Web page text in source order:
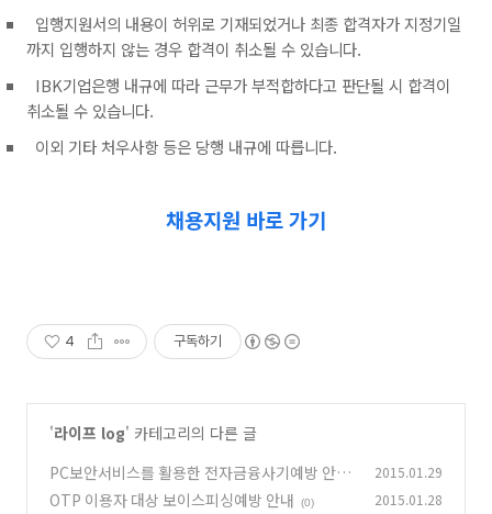
입행지원서의 내용이 허위로 기재되었거나 최종 합격자가 지정기일
까지 입행하지 않는 경우 합격이 취소될 수 있습니다.
IBK기업은행 내규에 따라 근무가 부적합하다고 판단될 시 합격이
취소될 수 있습니다.
이외 기타 처우사항 등은 당행 내규에 따릅니다.
채용지원 바로 가기
4 구독하기
'라이프 log' 카테고리의 다른 글
PC보안서비스를 활용한 전자금융사기예방 안내
(0)
2015.01.29
OTP 이용자 대상 보이스피싱예방 안내 (0) 2015.01.28